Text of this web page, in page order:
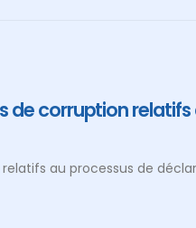
de corruption
au processus de